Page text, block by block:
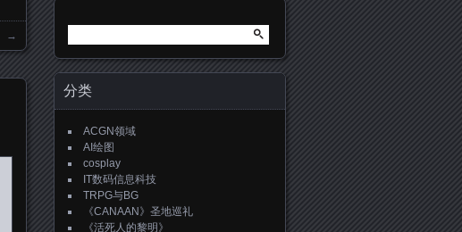
→
索：
分类
ACGN领域
AI绘图
cosplay
IT数码信息科技
TRPG与BG
《CANAAN》圣地巡礼
《活死人的黎明》